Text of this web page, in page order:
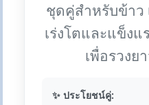
ชุดคู่สำหรับข้าว
เร่งโตและแข็งแ
เพื่อรวงย
✨ ประโยชน์คู่: